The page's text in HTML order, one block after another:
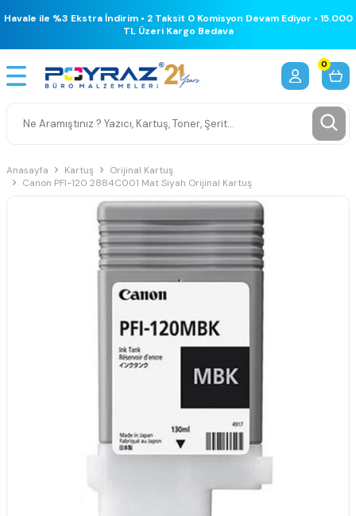
Havale ile %3 Ekstra İndirim • 2 Taksit 0 Komisyon Devam Ediyor • 15.000
TL Üzeri Kargo Bedava
0
Anasayfa Kartuş
Orijinal Kartuş
Canon PFI-120 2884C001 Mat Siyah Orijinal Kartuş